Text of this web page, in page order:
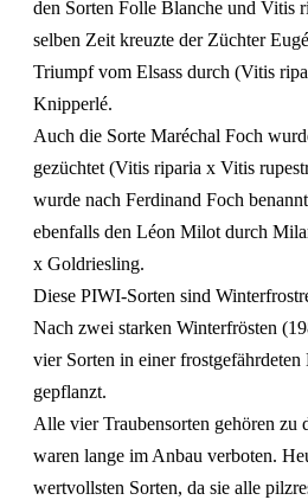
den Sorten Folle Blanche und Vitis
selben Zeit kreuzte der Züchter
Triumpf vom Elsass durch (Vitis
Knipperlé.
Auch die Sorte Maréchal Foch
gezüchtet (Vitis riparia x Vitis
wurde nach Ferdinand Foch
ebenfalls den Léon Milot durch
x Goldriesling.
Diese PIWI-Sorten sind
Nach zwei starken Winterfrösten
vier Sorten in einer frostgefährdeten
gepflanzt.
Alle vier Traubensorten gehören zu
waren lange im Anbau verboten.
wertvollsten Sorten, da sie alle